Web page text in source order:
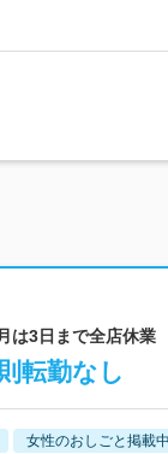
は3日まで全店休業
転勤なし
女性のおしごと掲載中